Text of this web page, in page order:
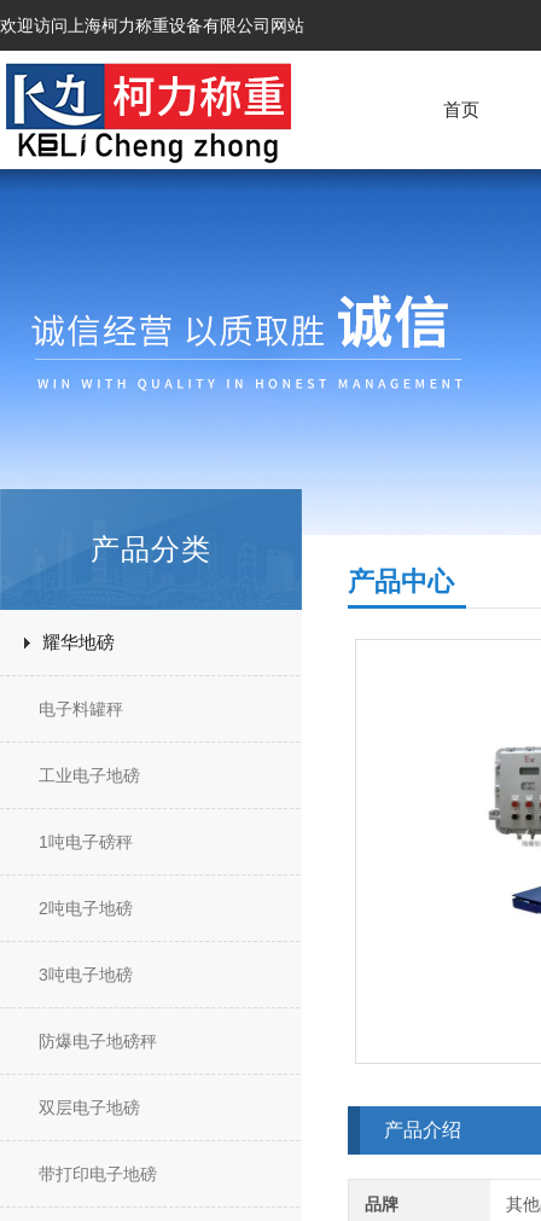
欢迎访问上海柯力称重设备有限公司网站
首页
产品分类
耀华地磅
电子料罐秤
工业电子地磅
1吨电子磅秤
2吨电子地磅
3吨电子地磅
防爆电子地磅秤
双层电子地磅
带打印电子地磅
产品中心
产品介绍
品牌 其